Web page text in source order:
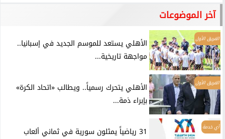
آخر الموضوعات
الفريق الأول
الأهلي يستعد للموسم الجديد في إسبانيا..
مواجهة تاريخية...
الفريق الأول
الأهلي يتحرك رسمياً.. ويطالب «اتحاد الكرة»
بإبراء ذمة...
أي خدمة
31 رياضياً يمثلون سورية في ثماني ألعاب